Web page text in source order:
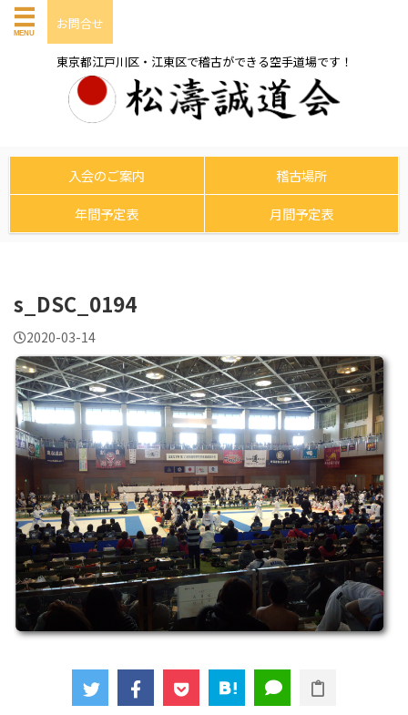
お問合せ
東京都江戸川区・江東区で稽古ができる空手道場です！
入会のご案内
稽古場所
年間予定表
月間予定表
s_DSC_0194
2020-03-14